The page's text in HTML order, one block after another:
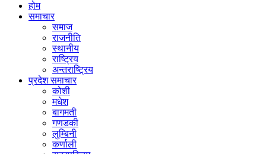
होम
समाचार
समाज
राजनीति
स्थानीय
राष्ट्रिय
अन्तराष्ट्रिय
प्रदेश समाचार
कोशी
मधेश
बागमती
गणडकी
लुम्बिनी
कर्णाली